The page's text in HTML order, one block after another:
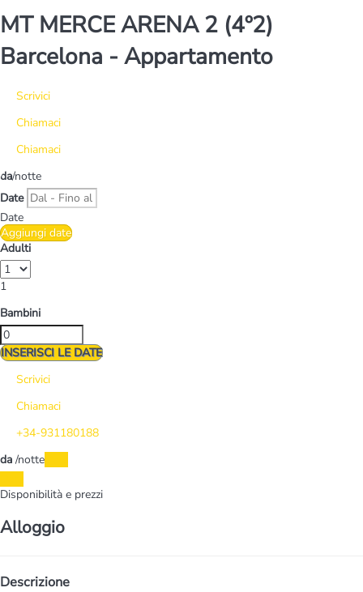
MT MERCE ARENA 2 (4º2)
Barcelona - Appartamento
Scrivici
Chiamaci
Chiamaci
da/notte
Date
Date
Aggiungi date
Adulti
1
Bambini
INSERISCI LE DATE
Scrivici
Chiamaci
+34-931180188
da /notte
Disponibilità e prezzi
Alloggio
Descrizione